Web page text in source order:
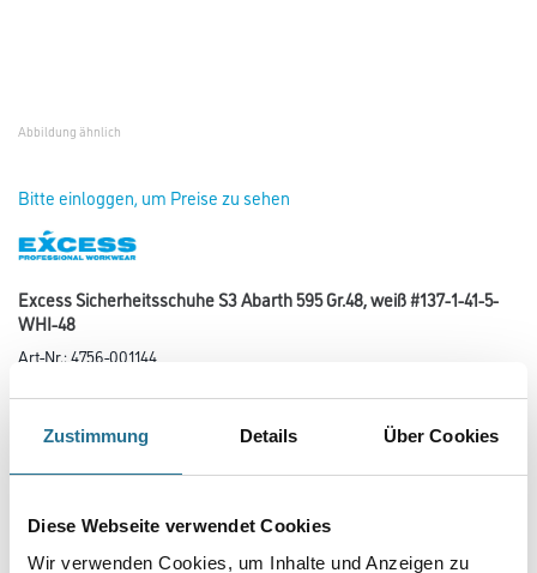
Zustimmung Details Über Cookies
Diese Webseite verwendet Cookies
Wir verwenden Cookies, um Inhalte und Anzeigen zu
Abbildung ähnlich
Bitte einloggen, um Preise zu sehen
Excess Sicherheitsschuhe S3 Abarth 595 Gr.48, weiß #137-1-41-5-
WHI-48
Art-Nr.:4756-001144
Farbtonbezeichnung